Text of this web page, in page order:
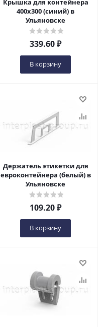
Крышка для контейнера
400х300 (синий) в
Ульяновске
339.60₽
В корзину
Держатель этикетки для
евроконтейнера (белый) в
Ульяновске
109.20₽
В корзину